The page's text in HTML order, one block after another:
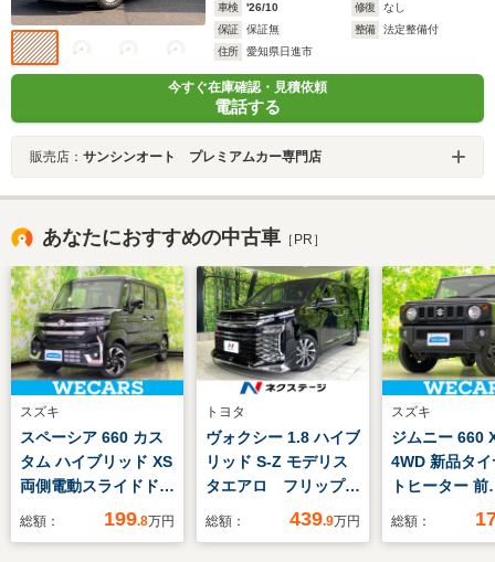
車検
'26/10 修復
なし
保証
保証無 整備
法定整備付
住所
愛知県日進市
今すぐ在庫確認・見積依頼
電話する
販売店： サンシンオート プレミアムカー専門店
あなたにおすすめの中古車 ［PR］
スズキ
スペーシア 660 カス
タム ハイブリッド XS
両側電動スライドド
ア/シートヒーター 運
総額： 199.8万円
トヨタ
ヴォクシー 1.8 ハイブ
リッド S-Z モデリス
タエアロ フリップダ
ウンモニター メーカ
総額： 439.9万円
スズキ
ジムニー 660
4WD 新品タ
トヒーター 前
席/ETC/EBD
総額：